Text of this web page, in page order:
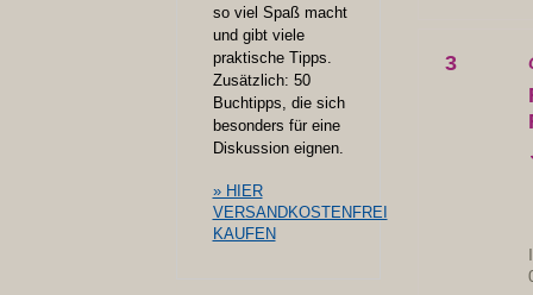
3
so viel Spaß macht
und gibt viele
praktische Tipps.
Zusätzlich: 50
Buchtipps, die sich
besonders für eine
Diskussion eignen.
» HIER
VERSANDKOSTENFREI
KAUFEN